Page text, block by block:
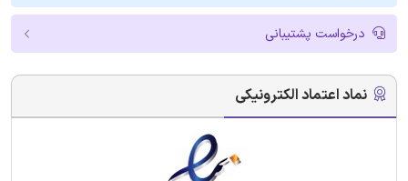
درخواست پشتیبانی
نماد اعتماد الکترونیکی